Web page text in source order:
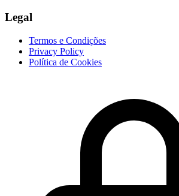
Legal
Termos e Condições
Privacy Policy
Política de Cookies